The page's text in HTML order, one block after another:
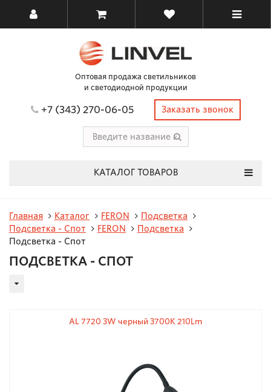
Оптовая продажа светильников
и светодиодной продукции
+7 (343) 270-06-05 Заказать звонок
КАТАЛОГ ТОВАРОВ
Главная Каталог FERON
Подсветка
Подсветка - Спот
FERON
Подсветка
Подсветка - Спот
ПОДСВЕТКА - СПОТ
AL 7720 3W черный 3700К 210Lm